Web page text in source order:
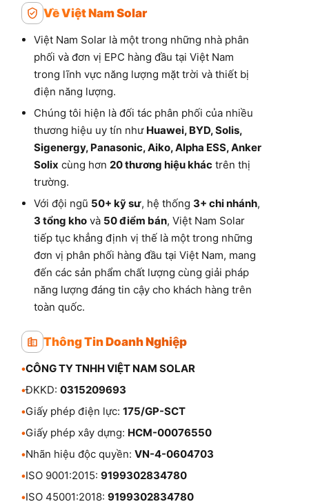
Về Việt Nam Solar
Việt Nam Solar là một trong những nhà phân
phối và đơn vị EPC hàng đầu tại Việt Nam
trong lĩnh vực năng lượng mặt trời và thiết bị
điện năng lượng.
Chúng tôi hiện là đối tác phân phối của nhiều
thương hiệu uy tín như Huawei, BYD, Solis,
Sigenergy, Panasonic, Aiko, Alpha ESS, Anker
Solix cùng hơn 20 thương hiệu khác trên thị
trường.
Với đội ngũ 50+ kỹ sư, hệ thống 3+ chi nhánh,
3 tổng kho và 50 điểm bán, Việt Nam Solar
tiếp tục khẳng định vị thế là một trong những
đơn vị phân phối hàng đầu tại Việt Nam, mang
đến các sản phẩm chất lượng cùng giải pháp
năng lượng đáng tin cậy cho khách hàng trên
toàn quốc.
Thông Tin Doanh Nghiệp
•CÔNG TY TNHH VIỆT NAM SOLAR
•ĐKKD: 0315209693
•Giấy phép điện lực: 175/GP-SCT
•Giấy phép xây dựng: HCM-00076550
•Nhãn hiệu độc quyền: VN-4-0604703
•ISO 9001:2015: 9199302834780
•ISO 45001:2018: 9199302834780